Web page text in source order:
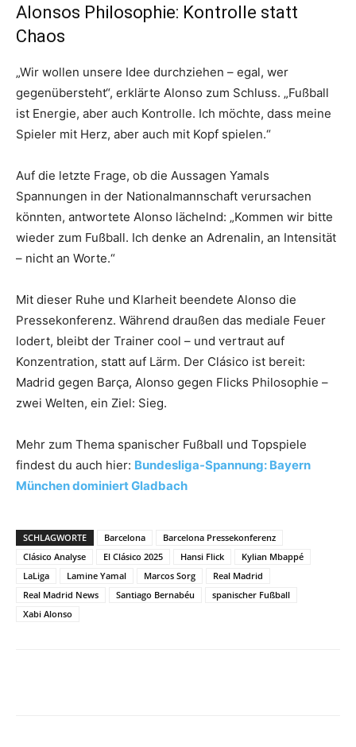
Alonsos Philosophie: Kontrolle statt
Chaos
„Wir wollen unsere Idee durchziehen – egal, wer
gegenübersteht“, erklärte Alonso zum Schluss. „Fußball
ist Energie, aber auch Kontrolle. Ich möchte, dass meine
Spieler mit Herz, aber auch mit Kopf spielen.“
Auf die letzte Frage, ob die Aussagen Yamals
Spannungen in der Nationalmannschaft verursachen
könnten, antwortete Alonso lächelnd: „Kommen wir bitte
wieder zum Fußball. Ich denke an Adrenalin, an Intensität
– nicht an Worte.“
Mit dieser Ruhe und Klarheit beendete Alonso die
Pressekonferenz. Während draußen das mediale Feuer
lodert, bleibt der Trainer cool – und vertraut auf
Konzentration, statt auf Lärm. Der Clásico ist bereit:
Madrid gegen Barça, Alonso gegen Flicks Philosophie –
zwei Welten, ein Ziel: Sieg.
Mehr zum Thema spanischer Fußball und Topspiele
findest du auch hier: Bundesliga-Spannung: Bayern
München dominiert Gladbach
SCHLAGWORTE Barcelona
Barcelona Pressekonferenz
Clásico Analyse
El Clásico 2025 Hansi Flick
Kylian Mbappé
LaLiga
Lamine Yamal Marcos Sorg
Real Madrid
Real Madrid News
Santiago Bernabéu
spanischer Fußball
Xabi Alonso